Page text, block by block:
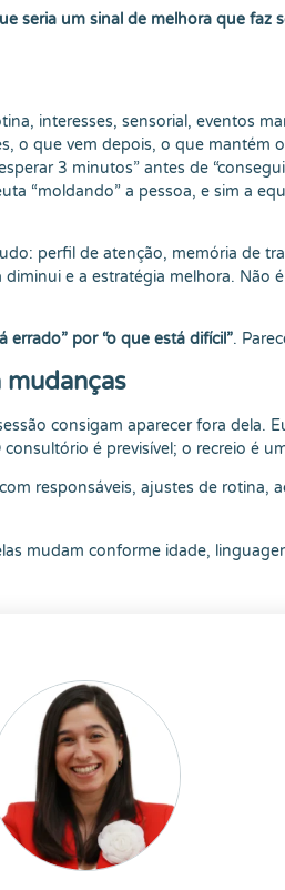
seria um sinal de melhora que faz
interesses, sensorial, eventos
o que vem depois, o que mantém
3 minutos” antes de
“moldando” a pessoa, e sim a
perfil de atenção, memória de
e a estratégia melhora. Não
errado” por “o que está difícil”.
mudanças
consigam aparecer fora dela.
é previsível; o recreio é
responsáveis, ajustes de
mudam conforme idade,